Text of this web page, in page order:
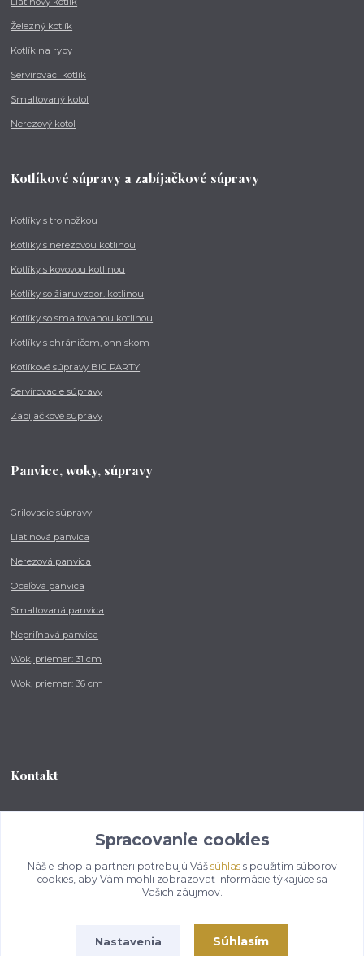
Železný kotlík
Kotlík na ryby
Servírovací kotlík
Smaltovaný kotol
Nerezový kotol
Kotlíkové súpravy a zabíjačkové súpravy
Kotlíky s trojnožkou
Kotlíky s nerezovou kotlinou
Kotlíky s kovovou kotlinou
Kotlíky so žiaruvzdor. kotlinou
Kotlíky so smaltovanou kotlinou
Kotlíky s chráničom, ohniskom
Kotlíkové súpravy BIG PARTY
Servírovacie súpravy
Zabíjačkové súpravy
Panvice, woky, súpravy
Grilovacie súpravy
Liatinová panvica
Nerezová panvica
Oceľová panvica
Smaltovaná panvica
Nepriľnavá panvica
Wok, priemer: 31 cm
Wok, priemer: 36 cm
Kontakt
od 8:00 - do 16:00 hod
info@kotlikovesupravy.sk
Spracovanie cookies
Náš e-shop a partneri potrebujú Váš súhlass použitím súborov
cookies, aby Vám mohli zobrazovať informácie týkajúce sa
Vašich záujmov.
Nastavenia Súhlasím